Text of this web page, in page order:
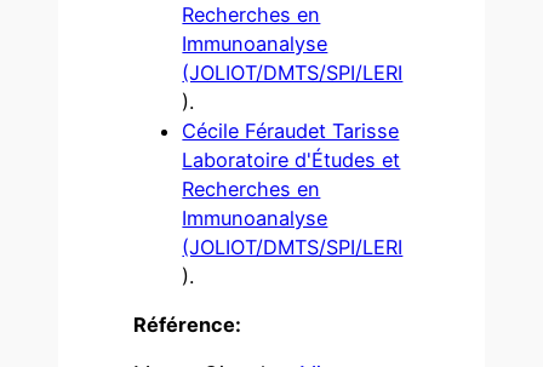
Recherches en
Immunoanalyse
(JOLIOT/DMTS/SPI/LERI
).
Cécile Féraudet Tarisse
Laboratoire d'Études et
Recherches en
Immunoanalyse
(JOLIOT/DMTS/SPI/LERI
).
Référence: